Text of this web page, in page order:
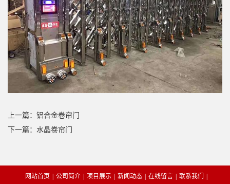
上一篇：铝合金卷帘门
下一篇：水晶卷帘门
网站首页 公司简介 项目展示 新闻动态 在线留言 联系我们